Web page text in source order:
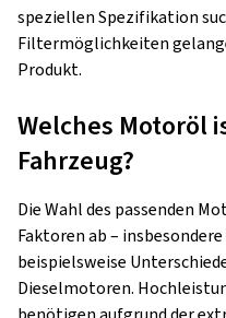
speziellen Spezifikation
Filtermöglichkeiten
Produkt.
Welches Motoröl
Fahrzeug?
Die Wahl des passenden
Faktoren ab –
beispielsweise
Dieselmotoren.